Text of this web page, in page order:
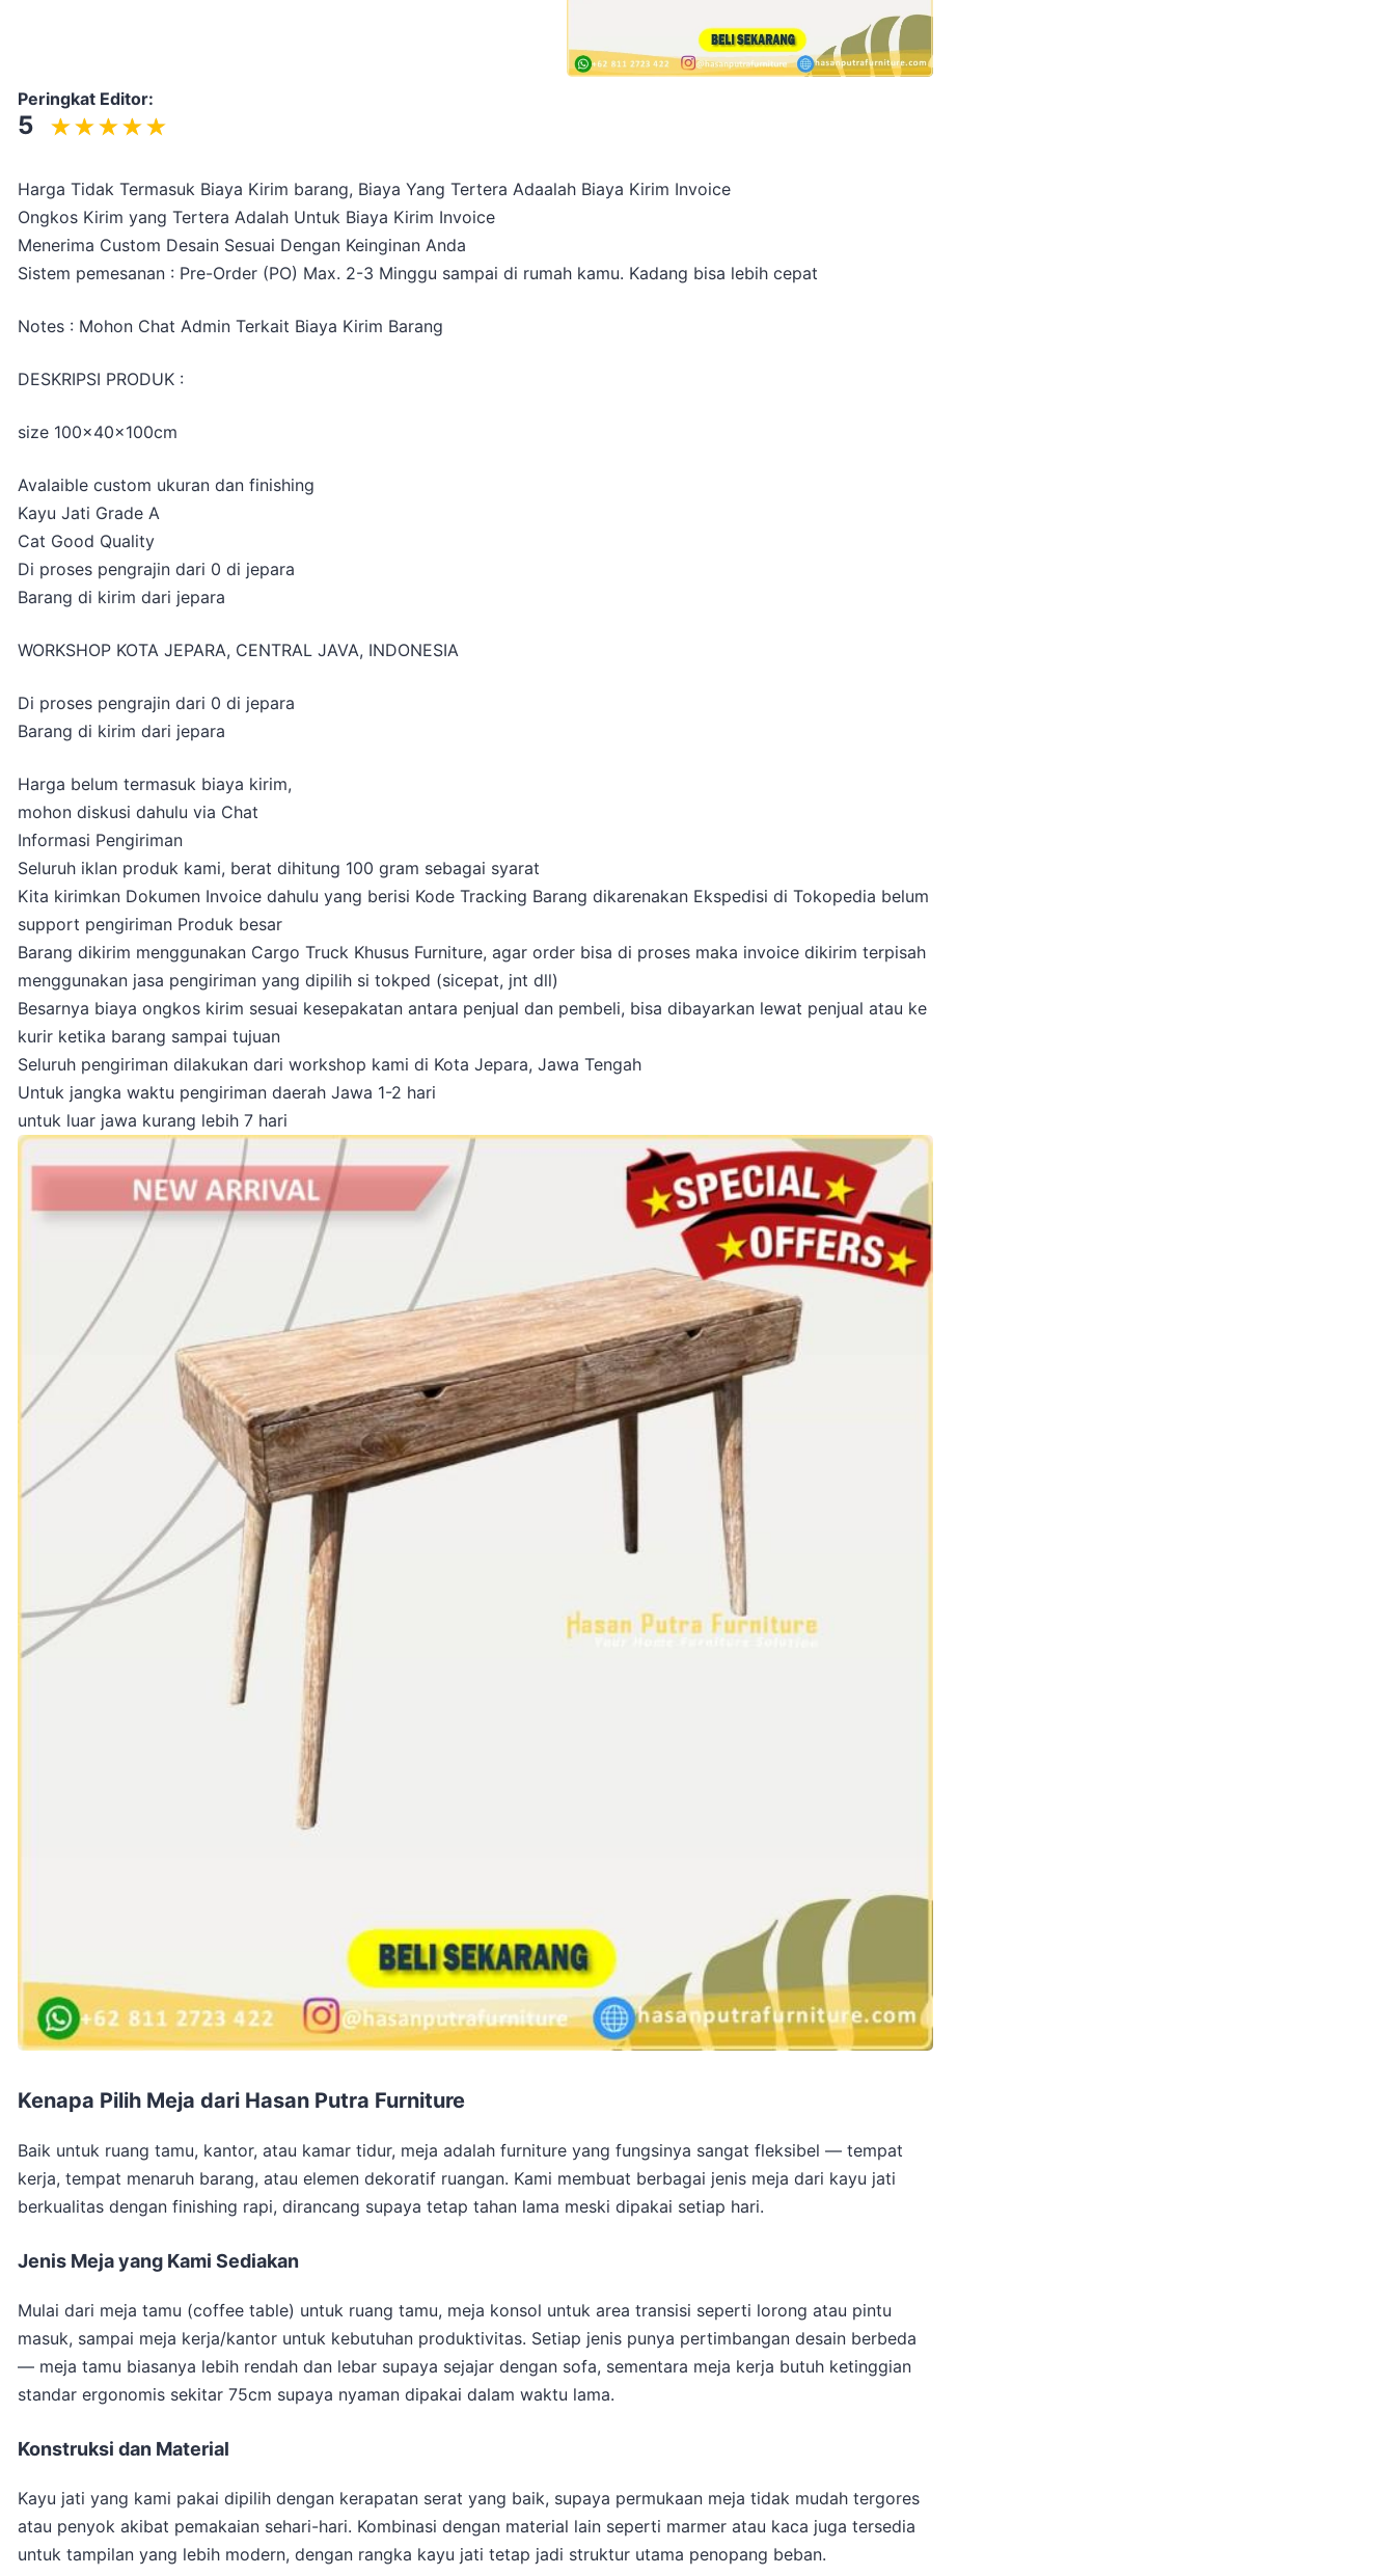
Peringkat Editor:
5
Harga Tidak Termasuk Biaya Kirim barang, Biaya Yang Tertera Adaalah Biaya Kirim Invoice
Ongkos Kirim yang Tertera Adalah Untuk Biaya Kirim Invoice
Menerima Custom Desain Sesuai Dengan Keinginan Anda
Sistem pemesanan : Pre-Order (PO) Max. 2-3 Minggu sampai di rumah kamu. Kadang bisa lebih cepat
Notes : Mohon Chat Admin Terkait Biaya Kirim Barang
DESKRIPSI PRODUK :
size 100x40x100cm
Avalaible custom ukuran dan finishing
Kayu Jati Grade A
Cat Good Quality
Di proses pengrajin dari 0 di jepara
Barang di kirim dari jepara
WORKSHOP KOTA JEPARA, CENTRAL JAVA, INDONESIA
Di proses pengrajin dari 0 di jepara
Barang di kirim dari jepara
Harga belum termasuk biaya kirim,
mohon diskusi dahulu via Chat
Informasi Pengiriman
Seluruh iklan produk kami, berat dihitung 100 gram sebagai syarat
Kita kirimkan Dokumen Invoice dahulu yang berisi Kode Tracking Barang dikarenakan Ekspedisi di Tokopedia belum
support pengiriman Produk besar
Barang dikirim menggunakan Cargo Truck Khusus Furniture, agar order bisa di proses maka invoice dikirim terpisah
menggunakan jasa pengiriman yang dipilih si tokped (sicepat, jnt dll)
Besarnya biaya ongkos kirim sesuai kesepakatan antara penjual dan pembeli, bisa dibayarkan lewat penjual atau ke
kurir ketika barang sampai tujuan
Seluruh pengiriman dilakukan dari workshop kami di Kota Jepara, Jawa Tengah
Untuk jangka waktu pengiriman daerah Jawa 1-2 hari
untuk luar jawa kurang lebih 7 hari
Kenapa Pilih Meja dari Hasan Putra Furniture
Baik untuk ruang tamu, kantor, atau kamar tidur, meja adalah furniture yang fungsinya sangat fleksibel — tempat
kerja, tempat menaruh barang, atau elemen dekoratif ruangan. Kami membuat berbagai jenis meja dari kayu jati
berkualitas dengan finishing rapi, dirancang supaya tetap tahan lama meski dipakai setiap hari.
Jenis Meja yang Kami Sediakan
Mulai dari meja tamu (coffee table) untuk ruang tamu, meja konsol untuk area transisi seperti lorong atau pintu
masuk, sampai meja kerja/kantor untuk kebutuhan produktivitas. Setiap jenis punya pertimbangan desain berbeda
— meja tamu biasanya lebih rendah dan lebar supaya sejajar dengan sofa, sementara meja kerja butuh ketinggian
standar ergonomis sekitar 75cm supaya nyaman dipakai dalam waktu lama.
Konstruksi dan Material
Kayu jati yang kami pakai dipilih dengan kerapatan serat yang baik, supaya permukaan meja tidak mudah tergores
atau penyok akibat pemakaian sehari-hari. Kombinasi dengan material lain seperti marmer atau kaca juga tersedia
untuk tampilan yang lebih modern, dengan rangka kayu jati tetap jadi struktur utama penopang beban.